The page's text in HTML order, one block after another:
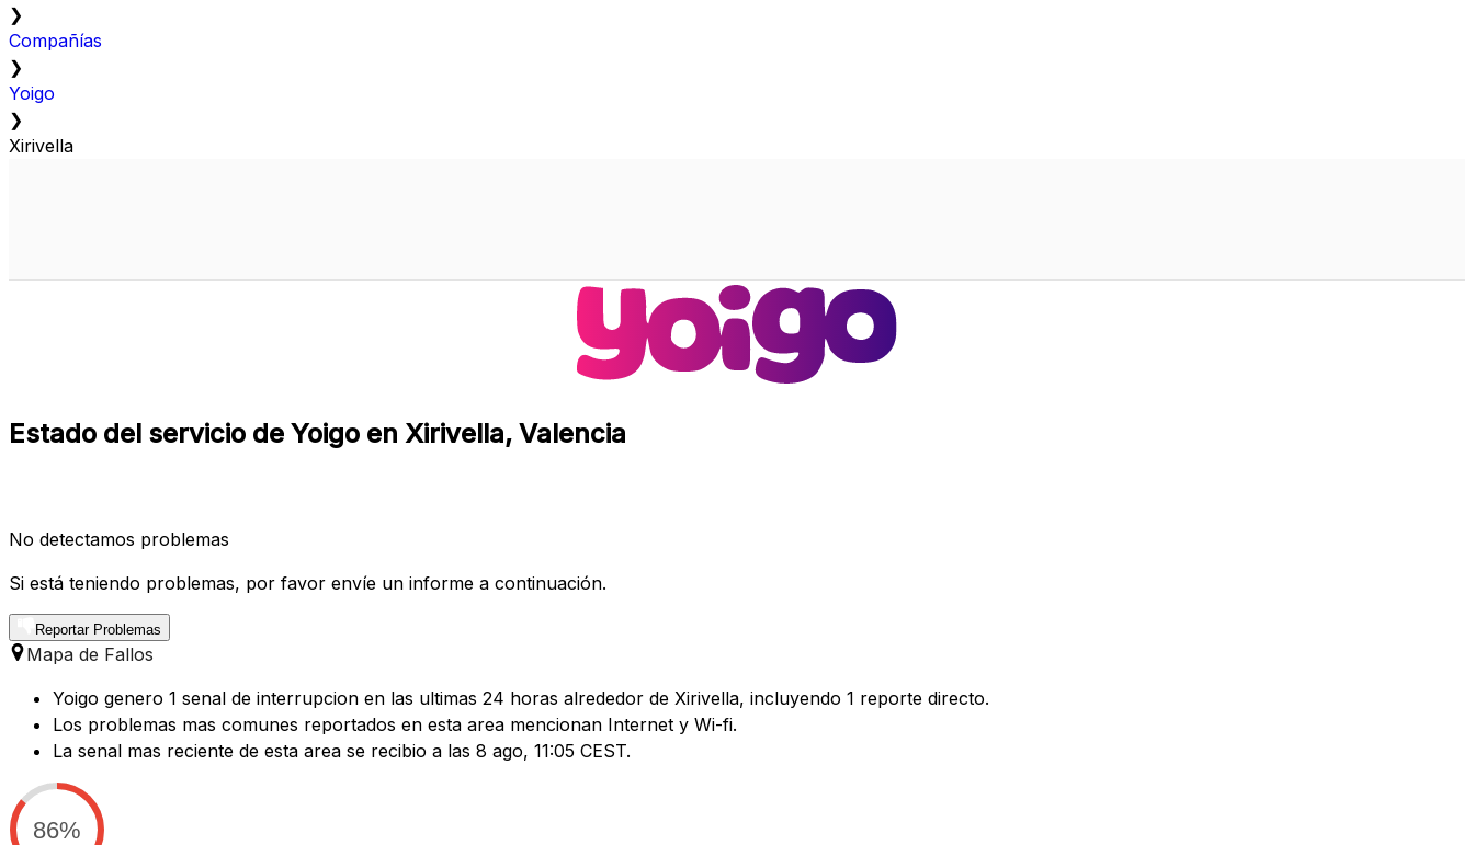
❯
Compañías
❯
Yoigo
❯
Xirivella
Estado del servicio de Yoigo en Xirivella, Valencia
No detectamos problemas
Si está teniendo problemas, por favor envíe un informe a continuación.
Reportar Problemas
Mapa de Fallos
Yoigo genero 1 senal de interrupcion en las ultimas 24 horas alrededor de Xirivella, incluyendo 1 reporte directo.
Los problemas mas comunes reportados en esta area mencionan Internet y Wi-fi.
La senal mas reciente de esta area se recibio a las 8 ago, 11:05 CEST.
86%